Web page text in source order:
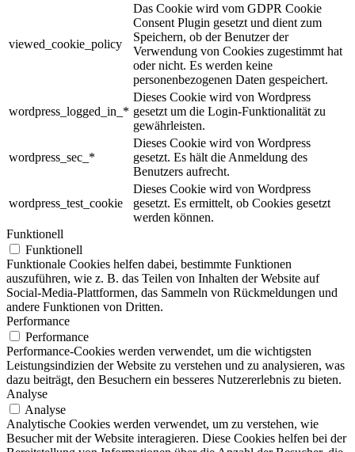
viewed_cookie_policy
Das Cookie wird vom GDPR Cookie
Consent Plugin gesetzt und dient zum
Speichern, ob der Benutzer der
Verwendung von Cookies zugestimmt hat
oder nicht. Es werden keine
personenbezogenen Daten gespeichert.
wordpress_logged_in_*
Dieses Cookie wird von Wordpress
gesetzt um die Login-Funktionalität zu
gewährleisten.
wordpress_sec_*
Dieses Cookie wird von Wordpress
gesetzt. Es hält die Anmeldung des
Benutzers aufrecht.
wordpress_test_cookie
Dieses Cookie wird von Wordpress
gesetzt. Es ermittelt, ob Cookies gesetzt
werden können.
Funktionell
Funktionell
Funktionale Cookies helfen dabei, bestimmte Funktionen
auszuführen, wie z. B. das Teilen von Inhalten der Website auf
Social-Media-Plattformen, das Sammeln von Rückmeldungen und
andere Funktionen von Dritten.
Performance
Performance
Performance-Cookies werden verwendet, um die wichtigsten
Leistungsindizien der Website zu verstehen und zu analysieren, was
dazu beiträgt, den Besuchern ein besseres Nutzererlebnis zu bieten.
Analyse
Analyse
Analytische Cookies werden verwendet, um zu verstehen, wie
Besucher mit der Website interagieren. Diese Cookies helfen bei der